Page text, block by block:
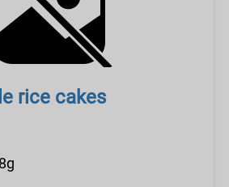
rice cakes